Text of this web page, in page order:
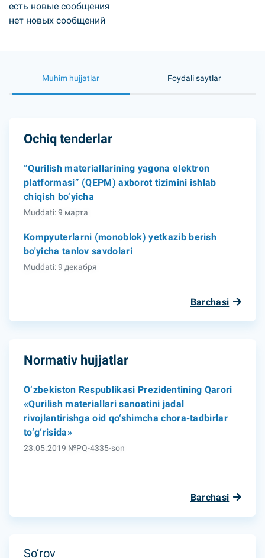
есть новые сообщения
нет новых сообщений
Muhim hujjatlar Foydali saytlar
Ochiq tenderlar
“Qurilish materiallarining yagona elektron
platformasi” (QEPM) axborot tizimini ishlab
chiqish bo‘yicha
Muddati: 9 марта
Kompyuterlarni (monoblok) yetkazib berish
bo'yicha tanlov savdolari
Muddati: 9 декабря
Barchasi
Normativ hujjatlar
O‘zbekiston Respublikasi Prezidentining Qarori
«Qurilish materiallari sanoatini jadal
rivojlantirishga oid qo‘shimcha chora-tadbirlar
to‘g‘risida»
23.05.2019 №PQ-4335-son
Barchasi
So’rov